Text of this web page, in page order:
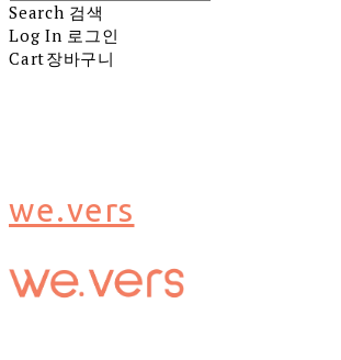
Search 검색
Log In 로그인
Cart장바구니
we.vers